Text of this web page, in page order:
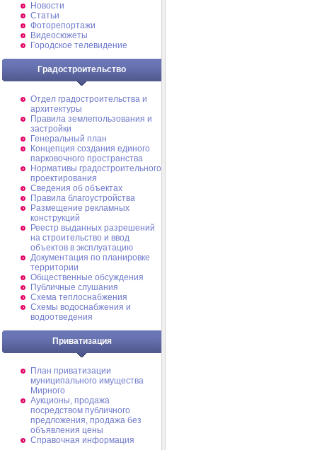
Новости
Статьи
Фоторепортажи
Видеосюжеты
Городское телевидение
Градостроительство
Отдел градостроительства и
архитектуры
Правила землепользования и
застройки
Генеральный план
Концепция создания единого
парковочного пространства
Нормативы градостроительного
проектирования
Сведения об объектах
Правила благоустройства
Размещение рекламных
конструкций
Реестр выданных разрешений
на строительство и ввод
объектов в эксплуатацию
Документация по планировке
территории
Общественные обсуждения
Публичные слушания
Схема теплоснабжения
Схемы водоснабжения и
водоотведения
Приватизация
План приватизации
муниципального имущества
Мирного
Аукционы, продажа
посредством публичного
предложения, продажа без
объявления цены
Справочная информация